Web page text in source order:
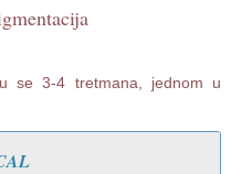
se 3-4 tretmana, jednom u